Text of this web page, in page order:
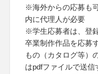
※海外からの応募も
内に代理人が必要
※学生応募者は、登
卒業制作作品を応募
もの（カタログ等）
はpdfファイルで送信